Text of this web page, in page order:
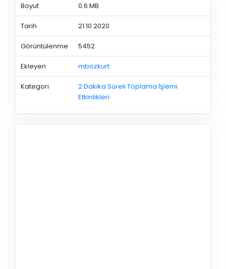
Boyut 0.6 MB
Tarih 21.10.2020
Görüntülenme 5452
Ekleyen mbozkurt
Kategori
2 Dakika Süreli Toplama İşlemi
Etkinlikleri